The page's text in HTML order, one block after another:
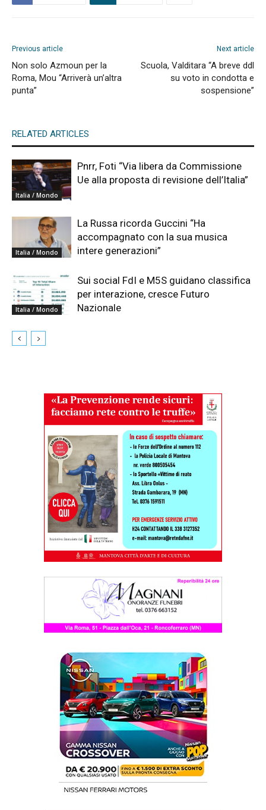
Previous article
Non solo Azmoun per la
Roma, Mou “Arriverà un’altra
punta”
Next article
Scuola, Valditara “A breve ddl
su voto in condotta e
sospensione”
RELATED ARTICLES
Italia / Mondo
Pnrr, Foti “Via libera da Commissione
Ue alla proposta di revisione dell’Italia”
Italia / Mondo
La Russa ricorda Guccini “Ha
accompagnato con la sua musica
intere generazioni”
Italia / Mondo
Sui social FdI e M5S guidano classifica
per interazione, cresce Futuro
Nazionale